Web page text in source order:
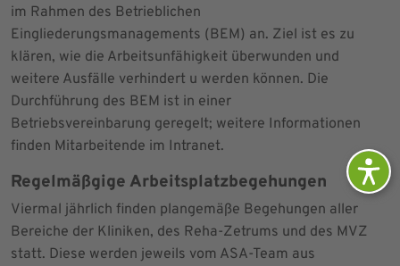
im Rahmen des Betrieblichen
Eingliederungsmanagements (BEM) an. Ziel ist es zu
klären, wie die Arbeitsunfähigkeit überwunden und
weitere Ausfälle verhindert u werden können. Die
Durchführung des BEM ist in einer
Betriebsvereinbarung geregelt; weitere Informationen
finden Mitarbeitende im Intranet.
Regelmäßgige Arbeitsplatzbegehungen
Viermal jährlich finden plangemäße Begehungen aller
Bereiche der Kliniken, des Reha-Zetrums und des MVZ
statt. Diese werden jeweils vom ASA-Team aus